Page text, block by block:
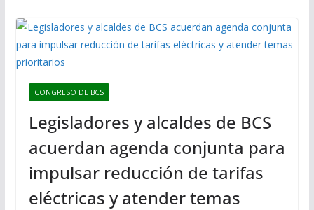
CONGRESO DE BCS
Legisladores y alcaldes de BCS
acuerdan agenda conjunta para
impulsar reducción de tarifas
eléctricas y atender temas